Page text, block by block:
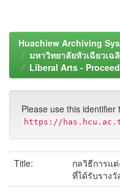
Huachiew Archiving
มหาวิทยาลัยหัวเฉียวเฉ
Liberal Arts -
Please use this
https://
Title:
กลวิธีการแ
ที่ได้รับราง